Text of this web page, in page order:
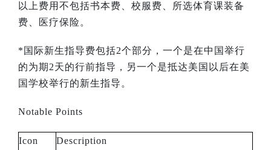
以上费用不包括书本费、校服费、所选体育课装备
费、医疗保险。
* 国际新生指导费包括2个部分，一个是在中国举行
的为期 2天的行前指导，另一个是抵达美国以后在美
国学校举行的新生指导。
Notable Points
Icon
Description